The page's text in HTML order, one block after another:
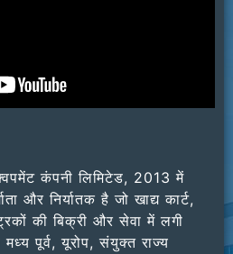
कंपनी लिमिटेड, 2013 में
और निर्यातक है जो खाद्य कार्ट,
की बिक्री और सेवा में लगी
मध्य पूर्व, यूरोप, संयुक्त राज्य